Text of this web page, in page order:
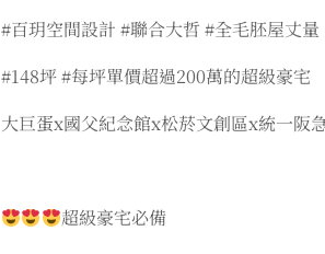
#百玥空間設計 #聯合大哲 #全毛胚屋丈量
#148坪 #每坪單價超過200萬的超級豪宅
大巨蛋x國父紀念館x松菸文創區x統一阪
超級豪宅必備